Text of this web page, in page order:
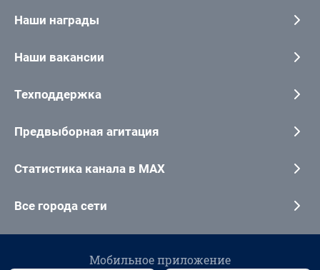
Наши награды
Наши вакансии
Техподдержка
Предвыборная агитация
Статистика канала в MAX
Все города сети
Мобильное приложение